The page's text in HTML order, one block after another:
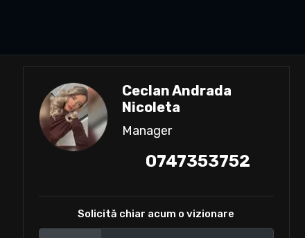
Ceclan Andrada
Nicoleta
Manager
0747353752
Solicită chiar acum o vizionare